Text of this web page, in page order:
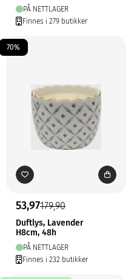
PÅ NETTLAGER
Finnes i 279 butikker
70%
53,97179,90
Duftlys, Lavender
H8cm, 48h
PÅ NETTLAGER
Finnes i 232 butikker